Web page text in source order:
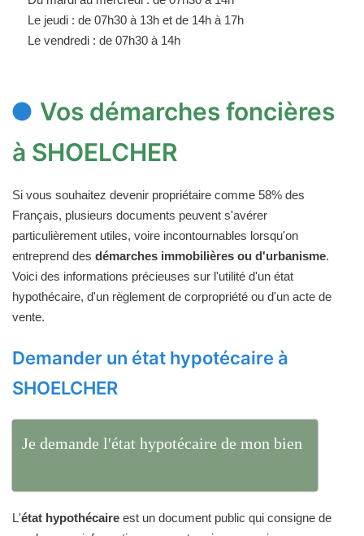
Le jeudi : de 07h30 à 13h et de 14h à 17h
Le vendredi : de 07h30 à 14h
Vos démarches foncières
à SHOELCHER
Si vous souhaitez devenir propriétaire comme 58% des
Français, plusieurs documents peuvent s'avérer
particulièrement utiles, voire incontournables lorsqu'on
entreprend des démarches immobilières ou d'urbanisme.
Voici des informations précieuses sur l'utilité d'un état
hypothécaire, d'un règlement de corpropriété ou d'un acte de
vente.
Demander un état hypotécaire à
SHOELCHER
Je demande l'état hypotécaire de mon bien
L'état hypothécaire est un document public qui consigne de